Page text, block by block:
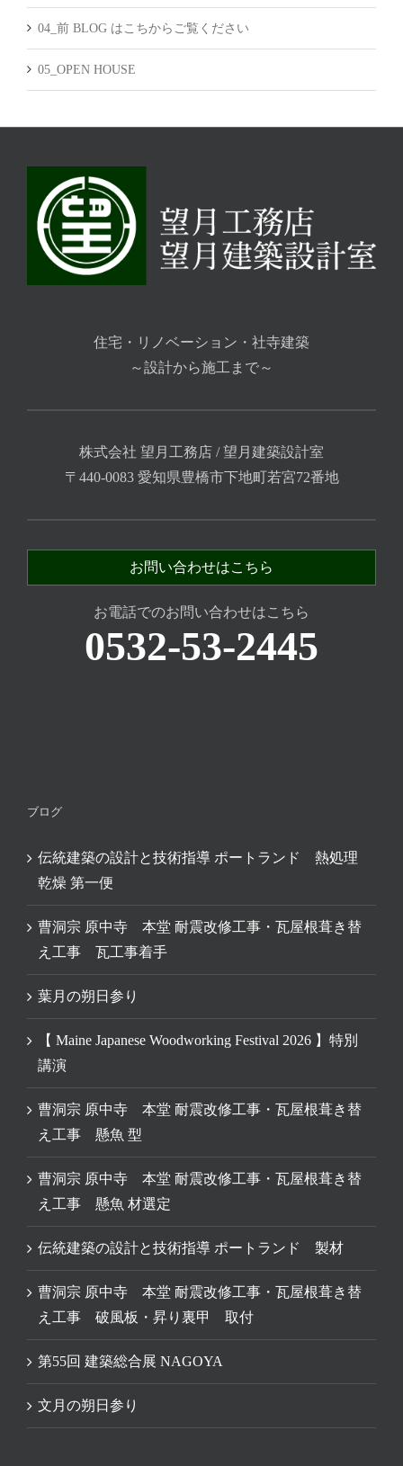
04_前 BLOG はこちからご覧ください
05_OPEN HOUSE
住宅・リノベーション・社寺建築
～設計から施工まで～
株式会社 望月工務店 / 望月建築設計室
〒440-0083 愛知県豊橋市下地町若宮72番地
お問い合わせはこちら
お電話でのお問い合わせはこちら
0532-53-2445
ブログ
伝統建築の設計と技術指導 ポートランド 熱処理
乾燥 第一便
曹洞宗 原中寺 本堂 耐震改修工事・瓦屋根葺き替
え工事 瓦工事着手
葉月の朔日参り
【 Maine Japanese Woodworking Festival 2026 】特別
講演
曹洞宗 原中寺 本堂 耐震改修工事・瓦屋根葺き替
え工事 懸魚 型
曹洞宗 原中寺 本堂 耐震改修工事・瓦屋根葺き替
え工事 懸魚 材選定
伝統建築の設計と技術指導 ポートランド 製材
曹洞宗 原中寺 本堂 耐震改修工事・瓦屋根葺き替
え工事 破風板・昇り裏甲 取付
第55回 建築総合展 NAGOYA
文月の朔日参り